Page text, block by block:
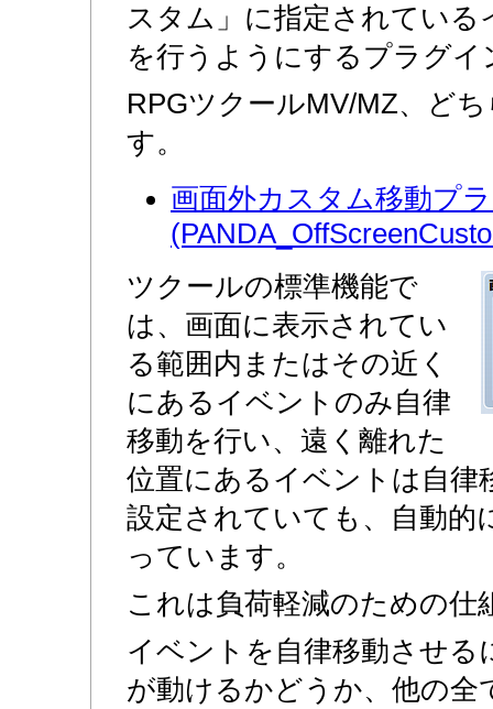
スタム」に指定されている
を行うようにするプラグ
RPGツクールMV/MZ、ど
す。
画面外カスタム移動プ
ツクールの標準機能で
は、画面に表示されてい
る範囲内またはその近く
にあるイベントのみ自律
移動を行い、遠く離れた
位置にあるイベントは自律
設定されていても、自動的
っています。
これは負荷軽減のための仕
イベントを自律移動させる
が動けるかどうか、他の